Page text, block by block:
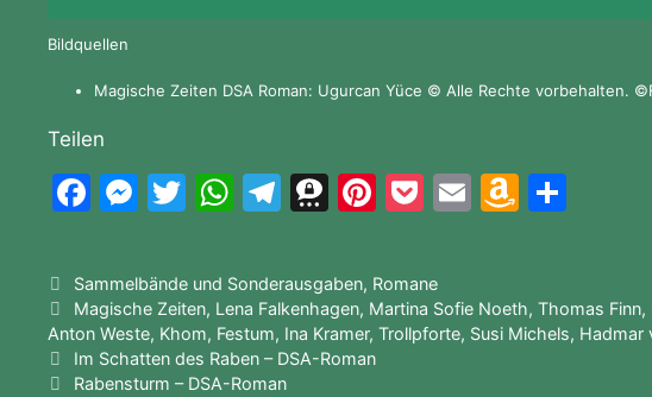
Bildquellen
Magische Zeiten DSA Roman: Ugurcan Yüce © Alle Rechte vorbehalten.
Teilen
F
c
e
b
o
M
s
s
e
n
T
itt
er
W
at
s
A
p
T
e
gr
a
m
T
e
e
m
Pi
er
e
st
P
c
k
et
E
l
A
z
o
n
Kategorien
Sammelbände und Sonderausgaben, Romane
Schlagwörter
Magische Zeiten, Lena Falkenhagen, Martina Sofie Noeth, Thomas Finn,
Anton Weste, Khom, Festum, Ina Kramer, Trollpforte, Susi Michels, Hadmar
Im Schatten des Raben – DSA-Roman
Rabensturm – DSA-Roman